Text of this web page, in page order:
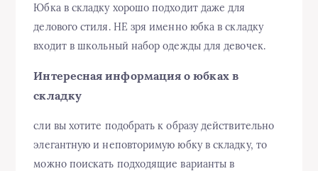
Юбка в складку хорошо подходит даже для
делового стиля. НЕ зря именно юбка в складку
входит в школьный набор одежды для девочек.
Интересная информация о юбках в
складку
сли вы хотите подобрать к образу действительно
элегантную и неповторимую юбку в складку, то
можно поискать подходящие варианты в